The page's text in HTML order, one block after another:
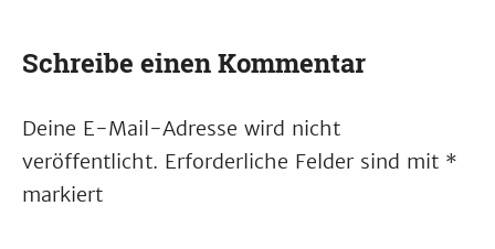
Schreibe einen Kommentar
Deine E-Mail-Adresse wird nicht
veröffentlicht. Erforderliche Felder sind mit *
markiert